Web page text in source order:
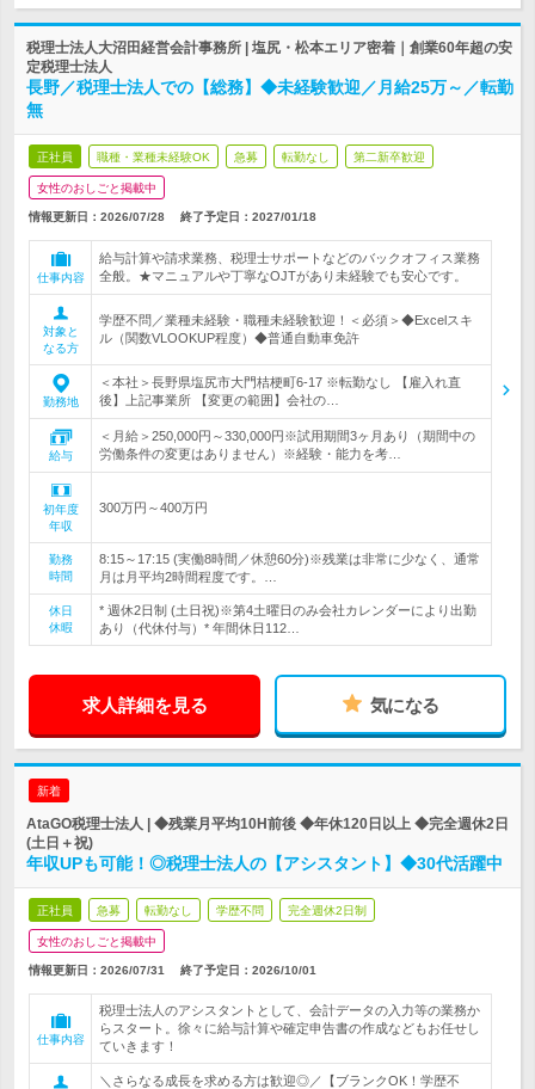
税理士法人大沼田経営会計事務所 | 塩尻・松本エリア密着｜創業60年超の安
定税理士法人
長野／税理士法人での【総務】◆未経験歓迎／月給25万～／転勤
無
正社員 職種・業種未経験OK 急募 転勤なし 第二新卒歓迎
女性のおしごと掲載中
情報更新日：2026/07/28 終了予定日： 2027/01/18
仕事内容
給与計算や請求業務、税理士サポートなどのバックオフィス業務
全般。★マニュアルや丁寧なOJTがあり未経験でも安心です。
対象と
なる方
学歴不問／業種未経験・職種未経験歓迎！＜必須＞◆Excelスキ
ル（関数VLOOKUP程度）◆普通自動車免許
勤務地
＜本社＞長野県塩尻市大門桔梗町6-17 ※転勤なし 【雇入れ直
後】上記事業所 【変更の範囲】会社の…
給与
＜月給＞250,000円～330,000円※試用期間3ヶ月あり（期間中の
労働条件の変更はありません）※経験・能力を考…
初年度
年収
300万円～400万円
勤務
時間
8:15～17:15 (実働8時間／休憩60分)※残業は非常に少なく、通常
月は月平均2時間程度です。…
休日
休暇
* 週休2日制 (土日祝)※第4土曜日のみ会社カレンダーにより出勤
あり（代休付与）* 年間休日112…
求人詳細を見る 気になる
新着
AtaGO税理士法人 | ◆残業月平均10H前後 ◆年休120日以上 ◆完全週休2日
(土日＋祝)
年収UPも可能！◎税理士法人の【アシスタント】◆30代活躍中
正社員 急募 転勤なし 学歴不問 完全週休2日制
女性のおしごと掲載中
情報更新日：2026/07/31 終了予定日： 2026/10/01
仕事内容
税理士法人のアシスタントとして、会計データの入力等の業務か
らスタート。徐々に給与計算や確定申告書の作成などもお任せし
ていきます！
＼さらなる成長を求める方は歓迎◎／【ブランクOK！学歴不